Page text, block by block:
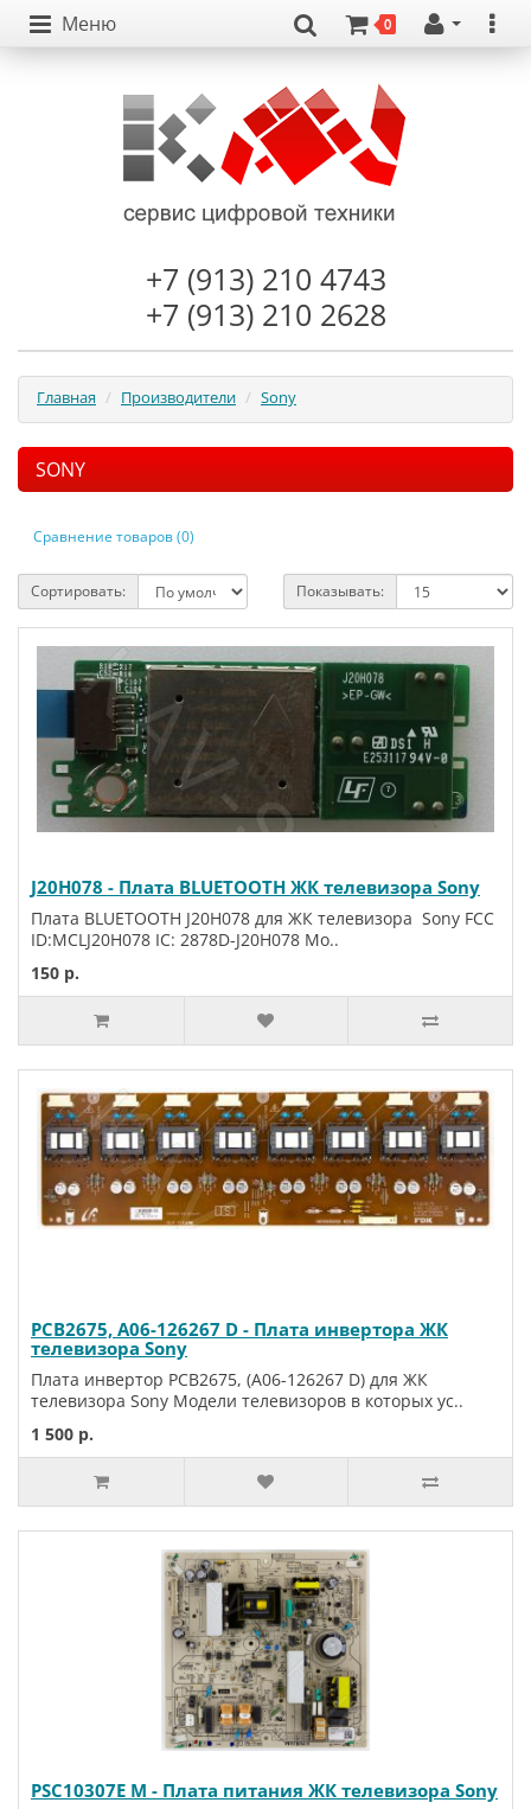
Меню 0
+7 (913) 210 4743
+7 (913) 210 2628
Главная Производители Sony
SONY
Сравнение товаров (0)
Сортировать: Показывать:
J20H078 - Плата BLUETOOTH ЖК телевизора Sony
Плата BLUETOOTH J20H078 для ЖК телевизора Sony FCC
ID:MCLJ20H078 IC: 2878D-J20H078 Мо..
150 р.
PCB2675, A06-126267 D - Плата инвертора ЖК
телевизора Sony
Плата инвертор PCB2675, (A06-126267 D) для ЖК
телевизора Sony Модели телевизоров в которых ус..
1 500 р.
PSC10307E M - Плата питания ЖК телевизора Sony